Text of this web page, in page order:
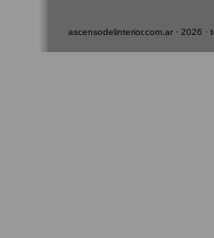
ascensodelinterior.com.ar · 2026